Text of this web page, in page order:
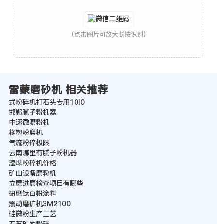
(点击图片可放大长按识别)
雷蒙磨砂机 相关推荐
式粉碎机打石头专用10l0
邯郸腻子粉机器
中速微嚰粉机
橡塑粉磨机
气流粉碎极限
云南哪里有腻子粉机器
湿煤粉碎机价格
矿山设备磨粉机
立磨进磨检查项目有哪些
研磨钛白粉涂料
震动磨矿机3M2100
硅微粉生产工艺